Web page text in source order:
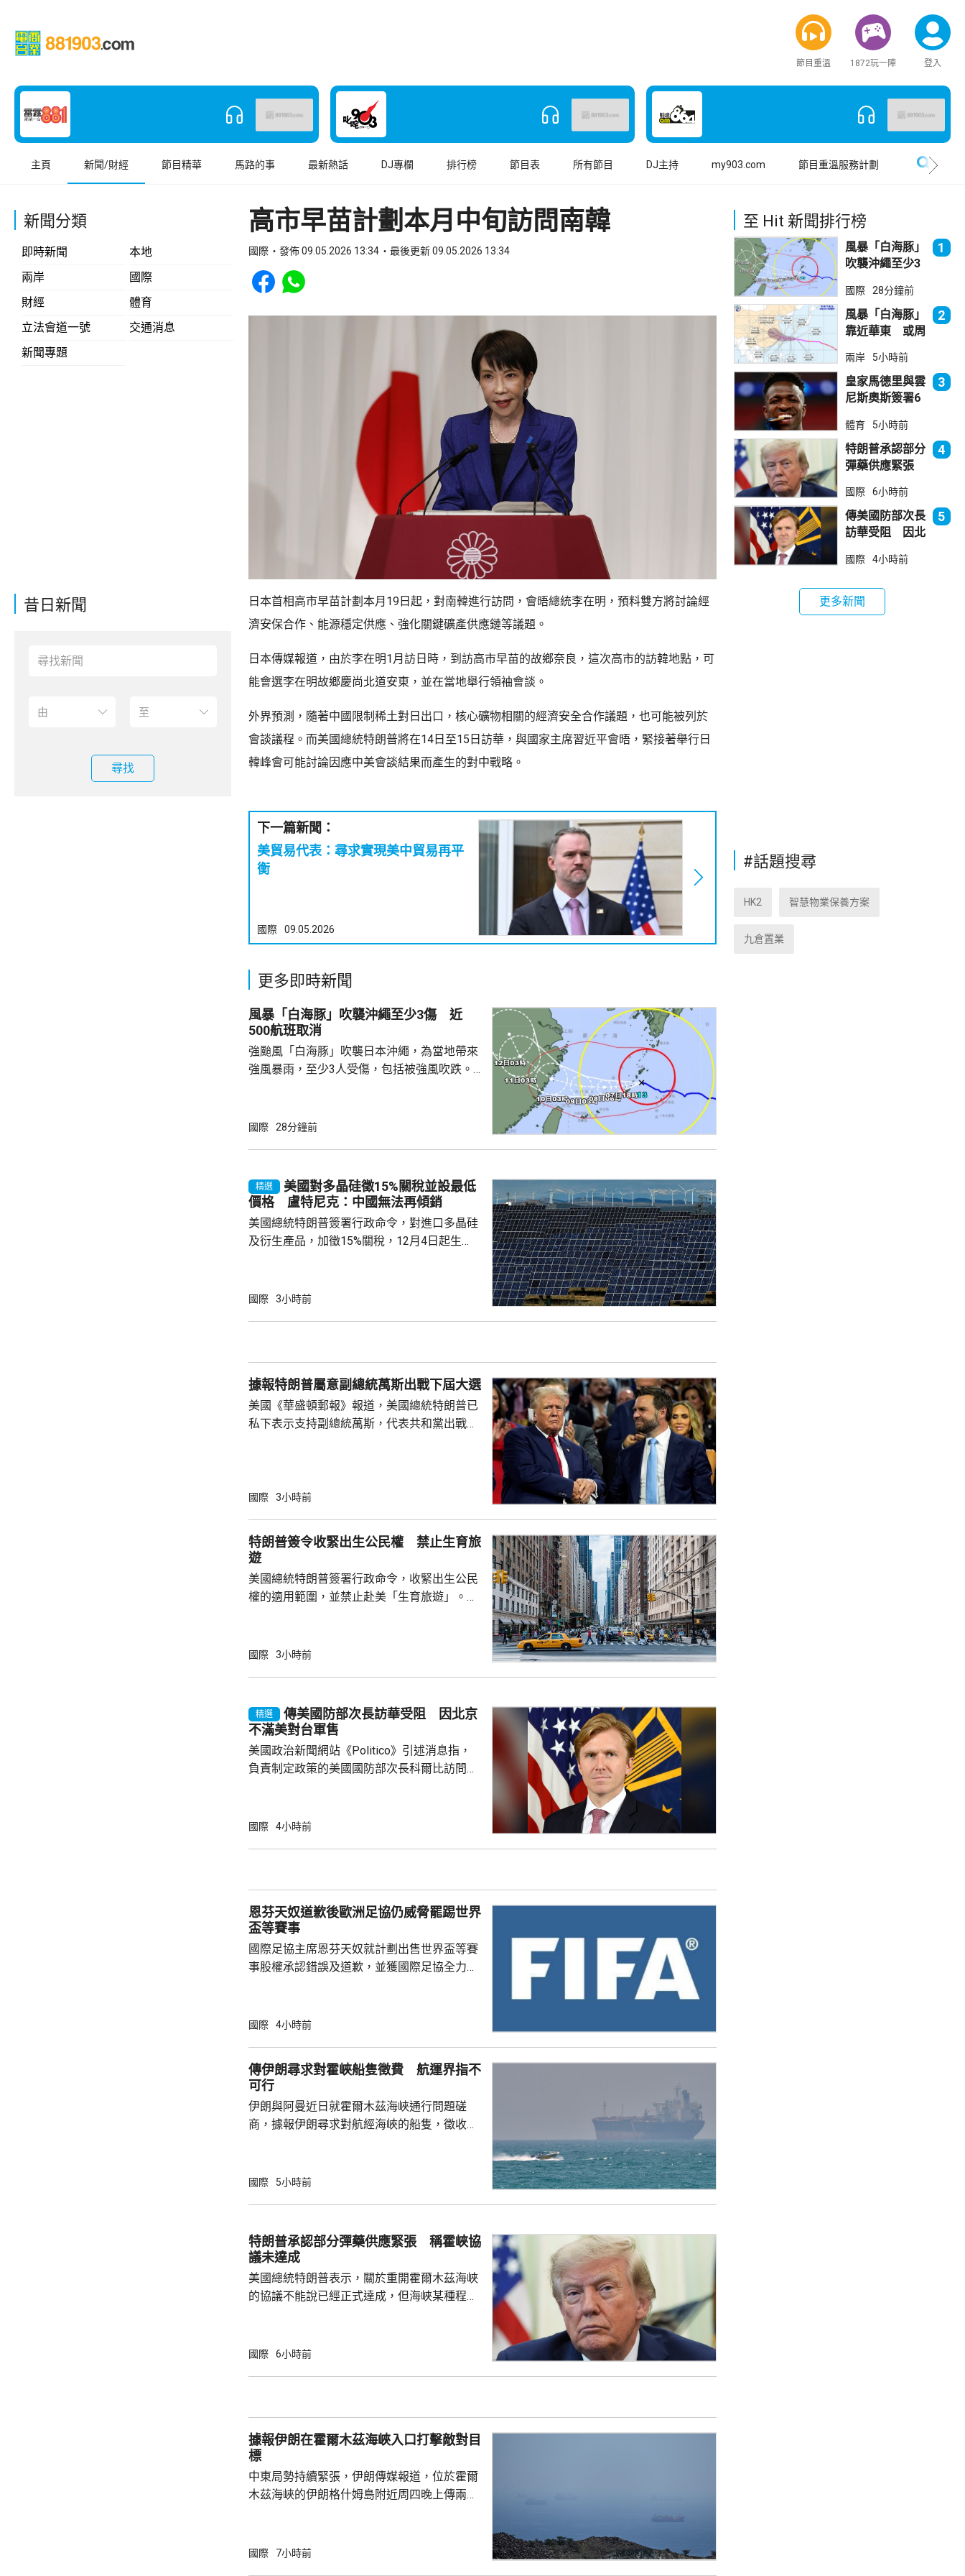
節目重溫 1872玩一陣 登入
主頁 新聞/財經 節目精華 馬路的事 最新熱話 DJ專欄 排行榜 節目表 所有節目 DJ主持 my903.com 節目重溫服務計劃
新聞分類
即時新聞
本地
兩岸
國際
財經
體育
立法會道一號
交通消息
新聞專題
昔日新聞
尋找
高市早苗計劃本月中旬訪問南韓
國際 發佈 09.05.2026 13:34 最後更新 09.05.2026 13:34
Share to Facebook
Share to WhatsApp
日本首相高市早苗計劃本月19日起，對南韓進行訪問，會晤總統李在明，預料雙方將討論經
濟安保合作、能源穩定供應、強化關鍵礦產供應鏈等議題。
日本傳媒報道，由於李在明1月訪日時，到訪高市早苗的故鄉奈良，這次高市的訪韓地點，可
能會選李在明故鄉慶尚北道安東，並在當地舉行領袖會談。
外界預測，隨著中國限制稀土對日出口，核心礦物相關的經濟安全合作議題，也可能被列於
會談議程。而美國總統特朗普將在14日至15日訪華，與國家主席習近平會晤，緊接著舉行日
韓峰會可能討論因應中美會談結果而產生的對中戰略。
下一篇新聞：
美貿易代表：尋求實現美中貿易再平
衡
國際 09.05.2026
更多即時新聞
風暴「白海豚」吹襲沖繩至少3傷 近
500航班取消
強颱風「白海豚」吹襲日本沖繩，為當地帶來
強風暴雨，至少3人受傷，包括被強風吹跌。
機取消。沖繩各地實施交通管制，高速公路雙
每小時144公里，最高陣風風速每小時198公
里，風力足以導致房屋倒塌。氣象廳預計，沖
繩本島和奄美群島未來一日將受...
國際 28分鐘前
精選
美國對多晶硅徵15%關稅並設最低
價格 盧特尼克：中國無法再傾銷
美國總統特朗普簽署行政命令，對進口多晶硅
及衍生產品，加徵15%關稅，12月4日起生
產品設定最低價格，其中多晶硅每公斤21美
新或擴建多晶硅、晶圓或太陽能電池等生產設
施，並在2029年1月20日前...
國際 3小時前
據報特朗普屬意副總統萬斯出戰下屆大選
美國《華盛頓郵報》報道，美國總統特朗普已
私下表示支持副總統萬斯，代表共和黨出戰
朗普的顧問形容，特朗普已私下認定由萬斯
特朗普何時會公開表態就仍然為時尚早。報道
同時引述接近特朗普圈子的盟友指，特朗普的
性格反覆多變，會對不同人說不同的話，支...
國際 3小時前
特朗普簽令收緊出生公民權 禁止生育旅
遊
美國總統特朗普簽署行政命令，收緊出生公民
權的適用範圍，並禁止赴美「生育旅遊」。行
會自動獲得美國公民身份。華府亦禁止透過赴
用，「生育旅遊」已經發展成一門生意，每年
可能有數十萬人透過有關制度讓子女取得美國
公民身份，因此華府要推出新的限制。 ...
國際 3小時前
精選
傳美國防部次長訪華受阻 因北京
不滿美對台軍售
美國政治新聞網站《Politico》引述消息指，
負責制定政策的美國國防部次長科爾比訪問中
售案。 報道指，科爾比認為美中關係過去一年
爭取中方的訪問邀請，並在中國國防大學發表
演講，要求國防部官員與北...
國際 4小時前
恩芬天奴道歉後歐洲足協仍威脅罷踢世界
盃等賽事
國際足協主席恩芬天奴就計劃出售世界盃等賽
事股權承認錯誤及道歉，並獲國際足協全力支
確條件，第一是撤回出售賽事股權的提議，第
芬天奴擔任國際足協主席失去信心。國際職業
足球員協會則指責恩芬天奴嚴重濫用職權。
國際 4小時前
傳伊朗尋求對霍峽船隻徵費 航運界指不
可行
伊朗與阿曼近日就霍爾木茲海峽通行問題磋
商，據報伊朗尋求對航經海峽的船隻，徵收相
已制裁伊朗負責管理霍爾木茲海峽的「波斯灣
境費，將引起合規問題，可能導致資產被凍
結。 業界人士指，另一個複雜因素是，英國保
國際 5小時前
特朗普承認部分彈藥供應緊張 稱霍峽協
議未達成
美國總統特朗普表示，關於重開霍爾木茲海峽
的協議不能說已經正式達成，但海峽某種程度
在白宮見記者時，承認美軍部分彈藥供應比較
前有報道指，特朗普上星期曾與防長赫格塞
思，就美軍彈藥庫存問題爭執。特朗普...
國際 6小時前
據報伊朗在霍爾木茲海峽入口打擊敵對目
標
中東局勢持續緊張，伊朗傳媒報道，位於霍爾
木茲海峽的伊朗格什姆島附近周四晚上傳兩次
稍後會公布行動成果。
國際 7小時前
至 Hit 新聞排行榜
風暴「白海豚」
吹襲沖繩至少3
取消
1
國際 28分鐘前
風暴「白海豚」
靠近華東 或周
2
兩岸 5小時前
皇家馬德里與雲
尼斯奧斯簽署6
3
體育 5小時前
特朗普承認部分
彈藥供應緊張
成
4
國際 6小時前
傳美國防部次長
訪華受阻 因北
售
5
國際 4小時前
更多新聞
#話題搜尋
HK2 智慧物業保養方案
九倉置業